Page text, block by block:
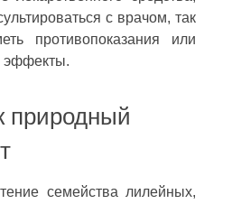
с врачом, так
противопоказания или
эффекты.
природный
семейства лилейных,